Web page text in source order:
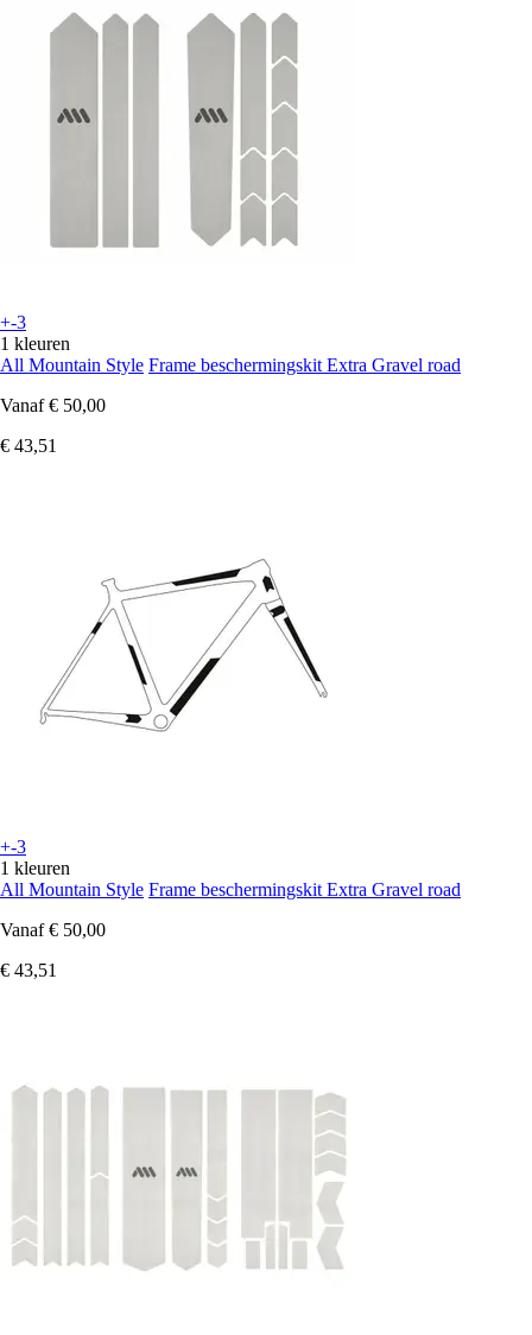
+-3
1 kleuren
All Mountain Style Frame beschermingskit Extra Gravel road
Vanaf € 50,00
€ 43,51
+-3
1 kleuren
All Mountain Style Frame beschermingskit Extra Gravel road
Vanaf € 50,00
€ 43,51